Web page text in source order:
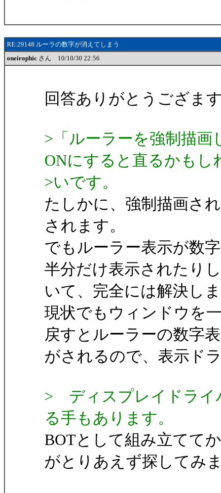
RE:29148 ルーラの数字が消えてしまう
oneirophic さん 10/10/30 22:56
回答ありがとうござま
>「ルーラーを強制描
ONにすると直るかもし
>いです。
たしかに、強制描画さ
されます。
でもルーラー表示が数
半分だけ表示されたり
いて、完全には解決し
現状でもウィンドウを
戻すとルーラーの数字
がされるので、表示ド
> ディスプレイドライ
る手もあります。
BOTとして組み立てて
がとりあえず探してみ